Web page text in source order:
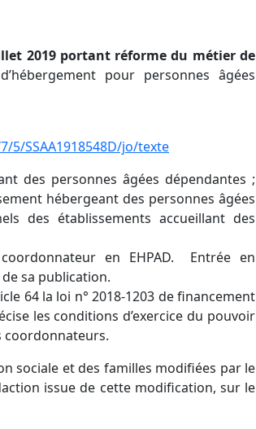
2019 portant réforme du métier de
pour personnes âgées
SSAA1918548D/jo/texte
des personnes âgées dépendantes ;
hébergeant des personnes âgées
des établissements accueillant des
en EHPAD. Entrée en
sa publication.
64 la loi n° 2018-1203 de financement
les conditions d’exercice du pouvoir
coordonnateurs.
sociale et des familles modifiées par le
issue de cette modification, sur le